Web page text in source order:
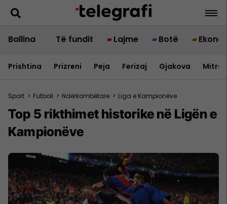
Ballina Të fundit Lajme Botë
Prishtina Prizreni Peja Ferizaj Gjakova
Sport > Futboll > Ndërkombëtare > Liga e Kampionëve
Top 5 rikthimet historike në Ligën e
Kampionëve